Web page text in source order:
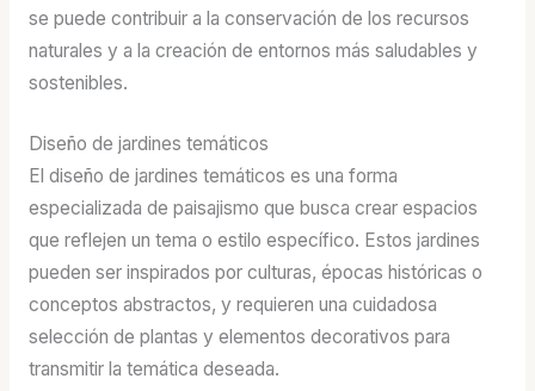
se puede contribuir a la conservación de los recursos
naturales y a la creación de entornos más saludables y
sostenibles.
Diseño de jardines temáticos
El diseño de jardines temáticos es una forma
especializada de paisajismo que busca crear espacios
que reflejen un tema o estilo específico. Estos jardines
pueden ser inspirados por culturas, épocas históricas o
conceptos abstractos, y requieren una cuidadosa
selección de plantas y elementos decorativos para
transmitir la temática deseada.